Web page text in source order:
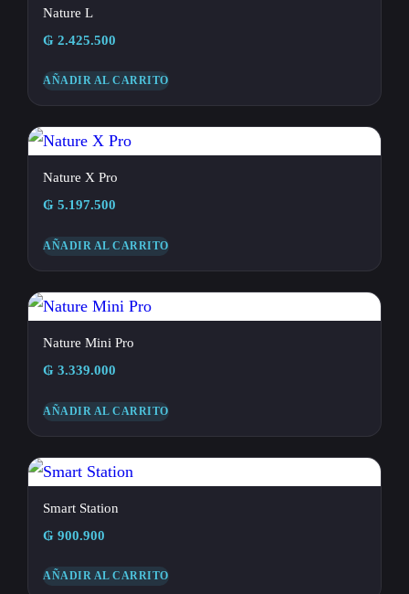
Nature L
₲ 2.425.500
AÑADIR AL CARRITO
Nature X Pro
₲ 5.197.500
AÑADIR AL CARRITO
Nature Mini Pro
₲ 3.339.000
AÑADIR AL CARRITO
Smart Station
₲ 900.900
AÑADIR AL CARRITO